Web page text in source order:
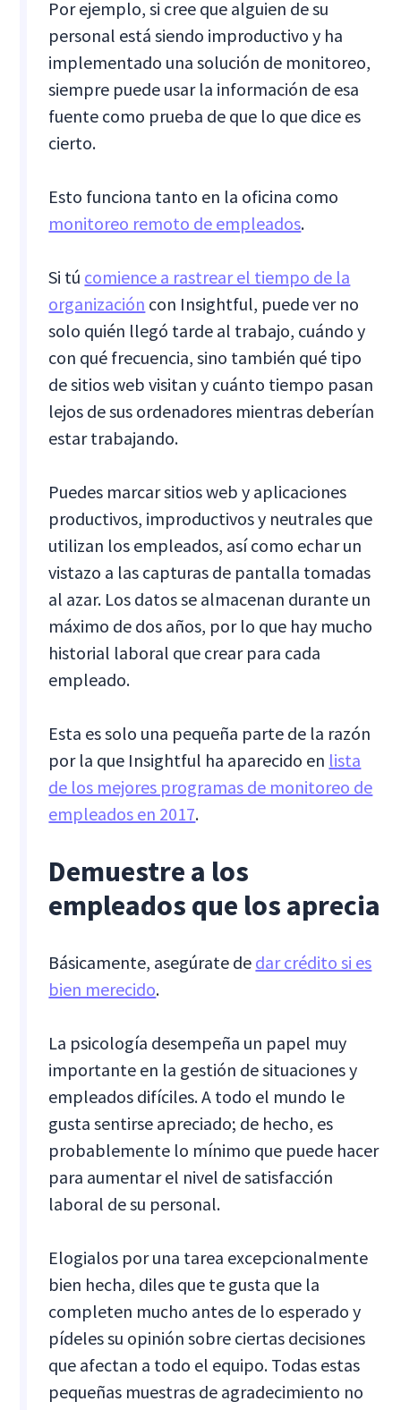
Por ejemplo, si cree que alguien de su
personal está siendo improductivo y ha
implementado una solución de monitoreo,
siempre puede usar la información de esa
fuente como prueba de que lo que dice es
cierto.
Esto funciona tanto en la oficina como
monitoreo remoto de empleados.
Si tú comience a rastrear el tiempo de la
organización con Insightful, puede ver no
solo quién llegó tarde al trabajo, cuándo y
con qué frecuencia, sino también qué tipo
de sitios web visitan y cuánto tiempo pasan
lejos de sus ordenadores mientras deberían
estar trabajando.
Puedes marcar sitios web y aplicaciones
productivos, improductivos y neutrales que
utilizan los empleados, así como echar un
vistazo a las capturas de pantalla tomadas
al azar. Los datos se almacenan durante un
máximo de dos años, por lo que hay mucho
historial laboral que crear para cada
empleado.
Esta es solo una pequeña parte de la razón
por la que Insightful ha aparecido en lista
de los mejores programas de monitoreo de
empleados en 2017.
Demuestre a los
empleados que los aprecia
Básicamente, asegúrate de dar crédito si es
bien merecido.
La psicología desempeña un papel muy
importante en la gestión de situaciones y
empleados difíciles. A todo el mundo le
gusta sentirse apreciado; de hecho, es
probablemente lo mínimo que puede hacer
para aumentar el nivel de satisfacción
laboral de su personal.
Elogialos por una tarea excepcionalmente
bien hecha, diles que te gusta que la
completen mucho antes de lo esperado y
pídeles su opinión sobre ciertas decisiones
que afectan a todo el equipo. Todas estas
pequeñas muestras de agradecimiento no